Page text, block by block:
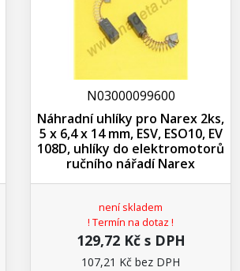
N03000099600
Náhradní uhlíky pro Narex 2ks,
5 x 6,4 x 14 mm, ESV, ESO10, EV
108D, uhlíky do elektromotorů
ručního nářadí Narex
není skladem
! Termín na dotaz !
129,72 Kč s DPH
107,21 Kč bez DPH